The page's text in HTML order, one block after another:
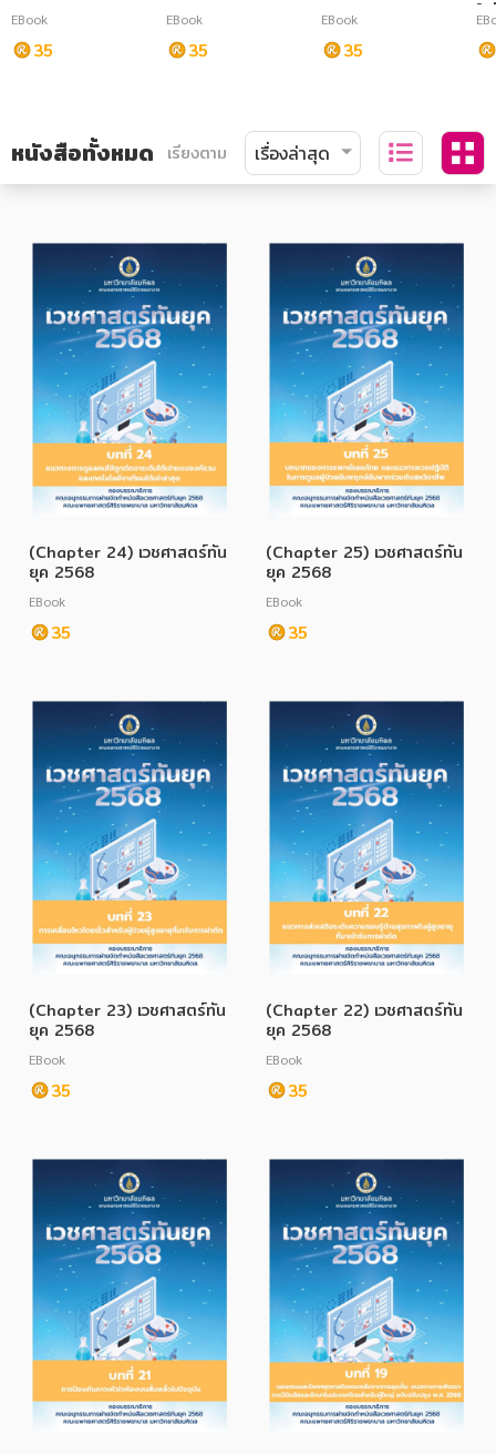
หมวดหมู่หนังสือ
หมวดหมู่ยอดนิยม
หนังสือเสียง
โปรโมชั่นลดราคา
หมวดหมู่หนังสือ
ศิลปะ บันเทิง กีฬา ท่องเที่ยว
สังคม วัฒนธรรม การปกครอง ศาสนาและปรัชญา
ศาสนา และปรัชญา
กฎหมาย สัญญา ภาษี
การเงิน การลงทุน บริหาร
นิตยสาร หนังสือพิมพ์
วรรณกรรม
การเกษตร ชีววิทยา
เทคโนโลยี การสื่อสาร วิทยาศาสตร์
ภาษาศาสตร์
หนังสือเด็ก
การพัฒนาตนเอง
ความรู้ทั่วไป
การ์ตูนความรู้ การ์ตูน
Neurology and
Neurological
Examination
EBook
35
Neurology and
Neurological
Examination
EBook
35
2567
EBook
35
ใ
พ
ป
หนังสือทั้งหมด เรียงตาม
(Chapter 24) เวชศาสตร์ทัน
ยุค 2568
EBook
35
(Chapter 25) เวชศาสตร์ทัน
ยุค 2568
EBook
35
(Chapter 23) เวชศาสตร์ทัน
ยุค 2568
EBook
35
(Chapter 22) เวชศาสตร์ทัน
ยุค 2568
EBook
35